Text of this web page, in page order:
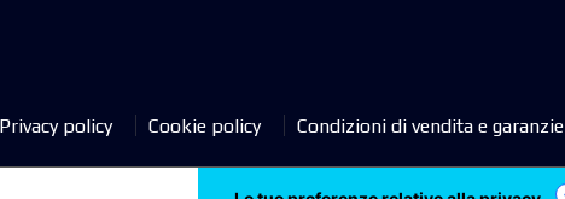
Privacy policy Cookie policy Condizioni di vendita e garanzie